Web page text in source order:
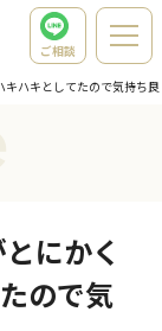
ご相談
ハキとしてたので気持ち
にかく
ので気